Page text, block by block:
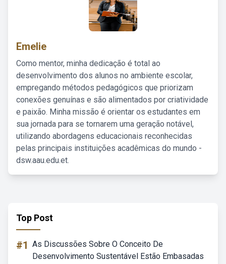
Emelie
Como mentor, minha dedicação é total ao
desenvolvimento dos alunos no ambiente escolar,
empregando métodos pedagógicos que priorizam
conexões genuínas e são alimentados por criatividade
e paixão. Minha missão é orientar os estudantes em
sua jornada para se tornarem uma geração notável,
utilizando abordagens educacionais reconhecidas
pelas principais instituições acadêmicas do mundo -
dsw.aau.edu.et.
Top Post
#1 As Discussões Sobre O Conceito De
Desenvolvimento Sustentável Estão Embasadas